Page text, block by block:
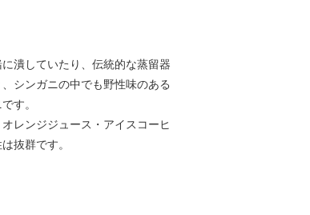
潰していたり、伝統的な蒸留器
シンガニの中でも野性味のある
す。
レンジジュース・アイスコーヒ
抜群です。